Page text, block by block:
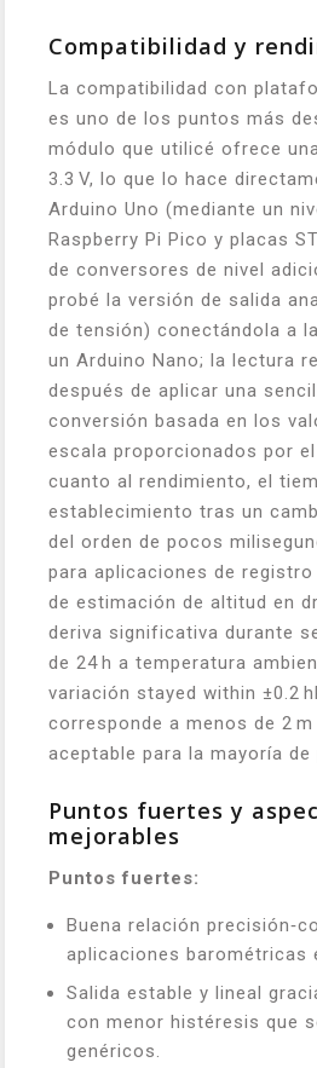
Compatibilidad y
La compatibilidad con
es uno de los puntos más
módulo que utilicé ofrece
3.3 V, lo que lo hace
Arduino Uno (mediante un
Raspberry Pi Pico y placas
de conversores de nivel
probé la versión de salida
de tensión) conectándola a
un Arduino Nano; la lectura
después de aplicar una
conversión basada en los
escala proporcionados por
cuanto al rendimiento, el
establecimiento tras un
del orden de pocos
para aplicaciones de
de estimación de altitud en
deriva significativa durante
de 24 h a temperatura
variación stayed within ±0.2
corresponde a menos de 2
aceptable para la mayoría
Puntos fuertes y
mejorables
Puntos fuertes:
Buena relación
aplicaciones barométricas
Salida estable y lineal
con menor histéresis que
genéricos.